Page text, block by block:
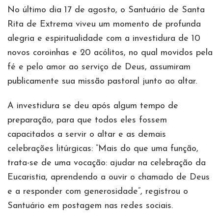
No último dia 17 de agosto, o Santuário de Santa
Rita de Extrema viveu um momento de profunda
alegria e espiritualidade com a investidura de 10
novos coroinhas e 20 acólitos, no qual movidos pela
fé e pelo amor ao serviço de Deus, assumiram
publicamente sua missão pastoral junto ao altar.
A investidura se deu após algum tempo de
preparação, para que todos eles fossem
capacitados a servir o altar e as demais
celebrações litúrgicas: “Mais do que uma função,
trata-se de uma vocação: ajudar na celebração da
Eucaristia, aprendendo a ouvir o chamado de Deus
e a responder com generosidade”, registrou o
Santuário em postagem nas redes sociais.